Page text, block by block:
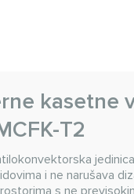
kasetne
T2
i ne narušava
s ne